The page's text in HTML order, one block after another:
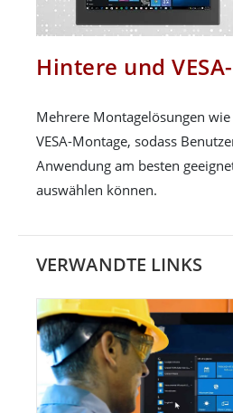
Hintere und
Mehrere Montagelösungen
VESA-Montage, sodass
Anwendung am besten
auswählen können.
VERWANDTE LINKS